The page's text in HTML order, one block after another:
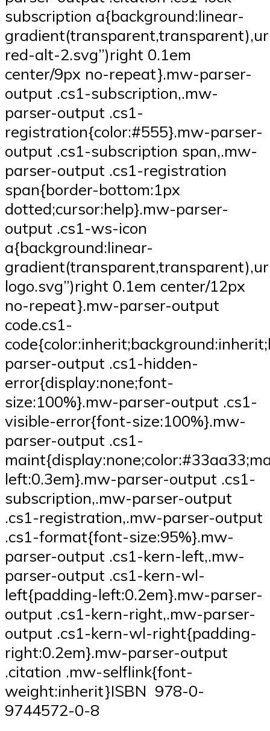
subscription a{background:linear-
red-alt-2.svg”)right 0.1em
center/9px no-repeat}.mw-parser-
output .cs1-subscription,.mw-
parser-output .cs1-
registration{color:#555}.mw-parser-
output .cs1-subscription span,.mw-
parser-output .cs1-registration
span{border-bottom:1px
dotted;cursor:help}.mw-parser-
output .cs1-ws-icon
a{background:linear-
logo.svg”)right 0.1em center/12px
no-repeat}.mw-parser-output
code.cs1-
parser-output .cs1-hidden-
error{display:none;font-
size:100%}.mw-parser-output .cs1-
visible-error{font-size:100%}.mw-
parser-output .cs1-
left:0.3em}.mw-parser-output .cs1-
subscription,.mw-parser-output
.cs1-registration,.mw-parser-output
.cs1-format{font-size:95%}.mw-
parser-output .cs1-kern-left,.mw-
parser-output .cs1-kern-wl-
left{padding-left:0.2em}.mw-parser-
output .cs1-kern-right,.mw-parser-
output .cs1-kern-wl-right{padding-
right:0.2em}.mw-parser-output
.citation .mw-selflink{font-
weight:inherit}ISBN 978-0-
9744572-0-8